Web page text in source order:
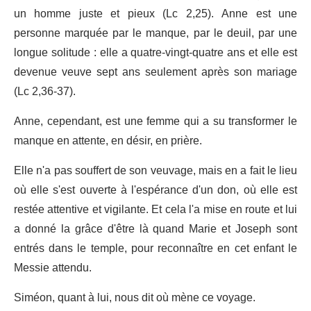
un homme juste et pieux (Lc 2,25). Anne est une
personne marquée par le manque, par le deuil, par une
longue solitude : elle a quatre-vingt-quatre ans et elle est
devenue veuve sept ans seulement après son mariage
(Lc 2,36-37).
Anne, cependant, est une femme qui a su transformer le
manque en attente, en désir, en prière.
Elle n'a pas souffert de son veuvage, mais en a fait le lieu
où elle s'est ouverte à l'espérance d'un don, où elle est
restée attentive et vigilante. Et cela l'a mise en route et lui
a donné la grâce d'être là quand Marie et Joseph sont
entrés dans le temple, pour reconnaître en cet enfant le
Messie attendu.
Siméon, quant à lui, nous dit où mène ce voyage.